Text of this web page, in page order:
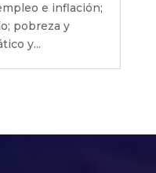
e inflación;
pobreza y
y...